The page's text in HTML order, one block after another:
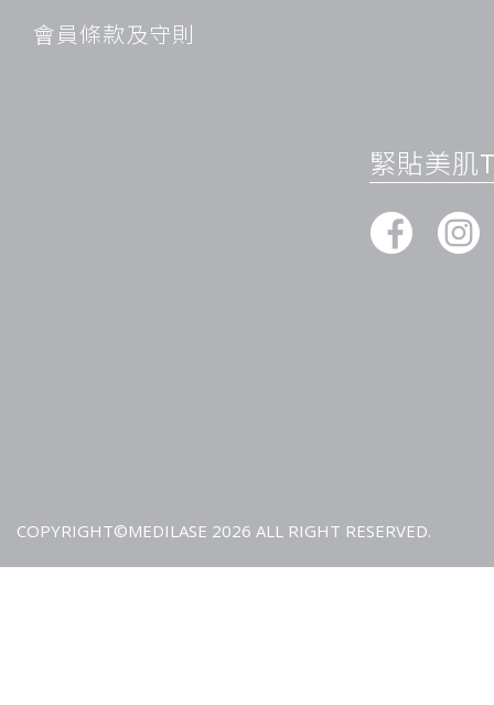
會員條款及守則
緊貼美肌
COPYRIGHT©MEDILASE 2026 ALL RIGHT RESERVED.